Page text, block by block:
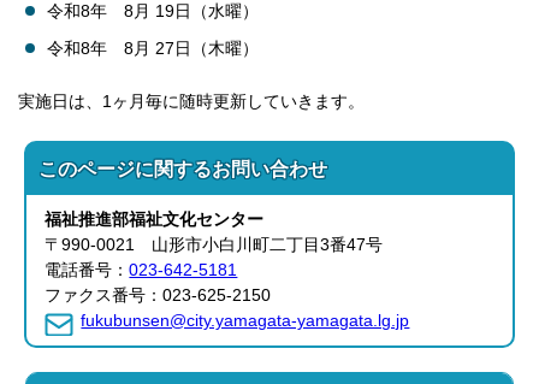
令和8年 8月 19日（水曜）
令和8年 8月 27日（木曜）
実施日は、1ヶ月毎に随時更新していきます。
このページに関するお問い合わせ
福祉推進部福祉文化センター
〒990-0021 山形市小白川町二丁目3番47号
電話番号：023-642-5181
ファクス番号：023-625-2150
fukubunsen@city.yamagata-yamagata.lg.jp